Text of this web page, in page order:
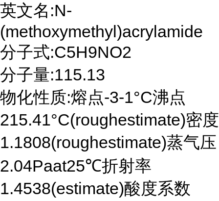
英文名:N-
(methoxymethyl)acrylamide
分子式:C5H9NO2
分子量:115.13
物化性质:熔点-3-1°C沸点
215.41°C(roughestimate)密度
1.1808(roughestimate)蒸气压
2.04Paat25℃折射率
1.4538(estimate)酸度系数